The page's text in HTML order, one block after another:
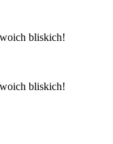
bliskich!
bliskich!